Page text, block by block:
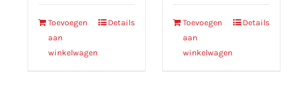
Toevoegen
aan
winkelwagen
Details
Toevoegen
aan
winkelwagen
Details